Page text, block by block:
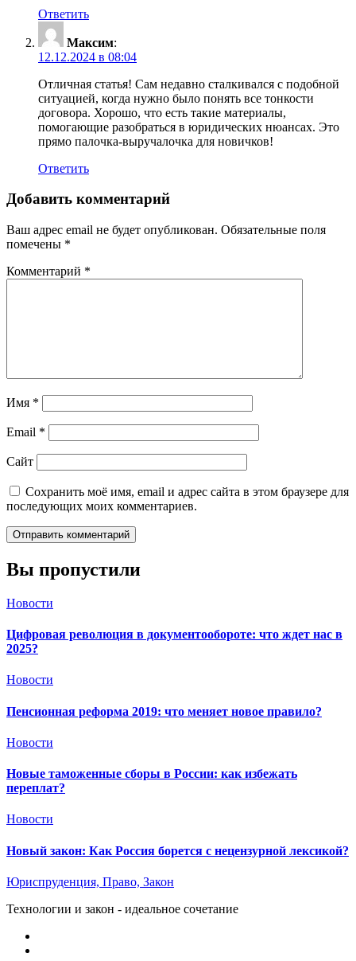
Ответить
Максим:
12.12.2024 в 08:04
Отличная статья! Сам недавно сталкивался с подобной
ситуацией, когда нужно было понять все тонкости
договора. Хорошо, что есть такие материалы,
помогающие разобраться в юридических нюансах. Это
прямо палочка-выручалочка для новичков!
Ответить
Добавить комментарий
Ваш адрес email не будет опубликован. Обязательные поля
помечены *
Комментарий *
Имя *
Email *
Сайт
Сохранить моё имя, email и адрес сайта в этом браузере для
последующих моих комментариев.
Вы пропустили
Новости
Цифровая революция в документообороте: что ждет нас в
2025?
Новости
Пенсионная реформа 2019: что меняет новое правило?
Новости
Новые таможенные сборы в России: как избежать
переплат?
Новости
Новый закон: Как Россия борется с нецензурной лексикой?
Юриспруденция, Право, Закон
Технологии и закон - идеальное сочетание